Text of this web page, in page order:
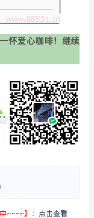
怀爱心咖啡！继续
~~~~】： 点击查看